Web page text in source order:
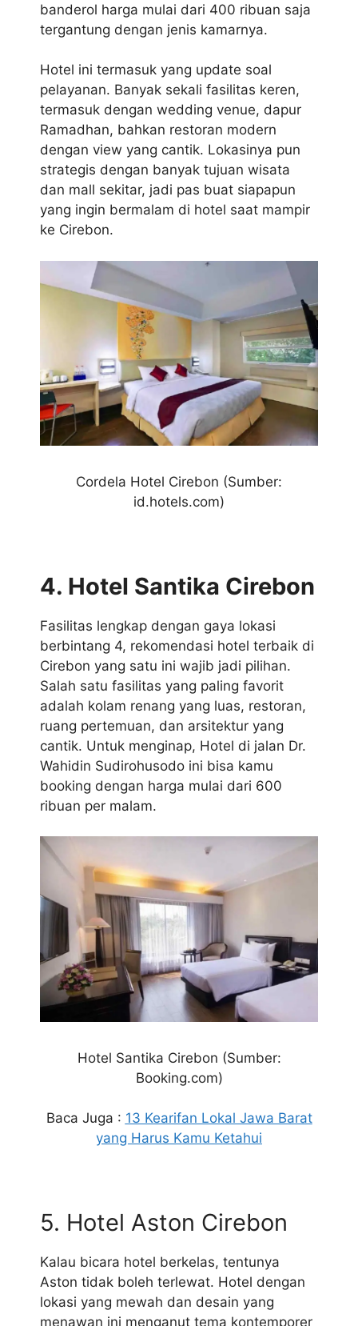
banderol harga mulai dari 400 ribuan saja
tergantung dengan jenis kamarnya.
Hotel ini termasuk yang update soal
pelayanan. Banyak sekali fasilitas keren,
termasuk dengan wedding venue, dapur
Ramadhan, bahkan restoran modern
dengan view yang cantik. Lokasinya pun
strategis dengan banyak tujuan wisata
dan mall sekitar, jadi pas buat siapapun
yang ingin bermalam di hotel saat mampir
ke Cirebon.
Cordela Hotel Cirebon (Sumber:
id.hotels.com)
4. Hotel Santika Cirebon
Fasilitas lengkap dengan gaya lokasi
berbintang 4, rekomendasi hotel terbaik di
Cirebon yang satu ini wajib jadi pilihan.
Salah satu fasilitas yang paling favorit
adalah kolam renang yang luas, restoran,
ruang pertemuan, dan arsitektur yang
cantik. Untuk menginap, Hotel di jalan Dr.
Wahidin Sudirohusodo ini bisa kamu
booking dengan harga mulai dari 600
ribuan per malam.
Hotel Santika Cirebon (Sumber:
Booking.com)
Baca Juga : 13 Kearifan Lokal Jawa Barat
yang Harus Kamu Ketahui
5. Hotel Aston Cirebon
Kalau bicara hotel berkelas, tentunya
Aston tidak boleh terlewat. Hotel dengan
lokasi yang mewah dan desain yang
menawan ini menganut tema kontemporer